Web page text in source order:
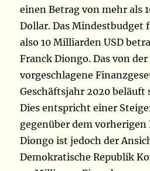
einen Betrag von mehr als
Dollar. Das Mindestbudget
also 10 Milliarden USD
Franck Diongo. Das von
vorgeschlagene
Geschäftsjahr 2020 beläuft
Dies entspricht einer
gegenüber dem vorherigen
Diongo ist jedoch der
Demokratische Republik